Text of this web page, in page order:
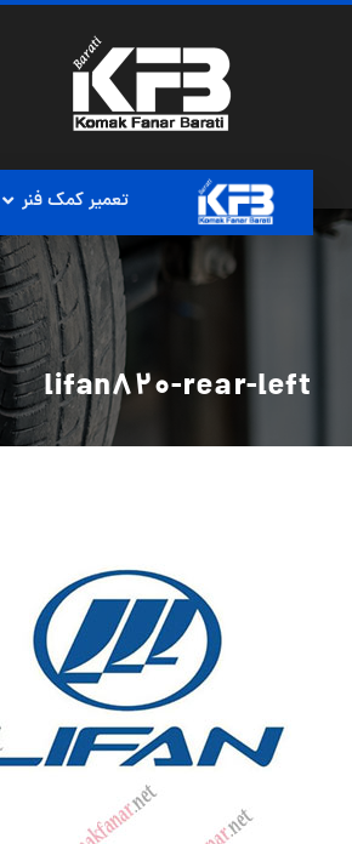
تعمیر کمک فنر
lifan820-rear-left